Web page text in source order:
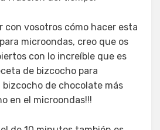
con vosotros cómo hacer esta
microondas, creo que os
con lo increíble que es
de bizcocho para
bizcocho de chocolate más
en el microondas!!!